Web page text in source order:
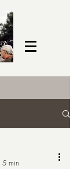
5 min